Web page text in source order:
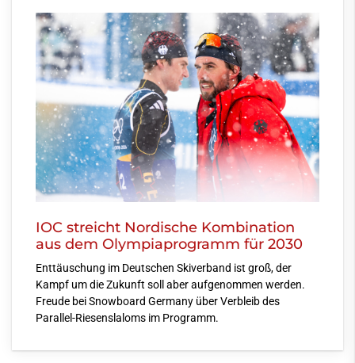
IOC streicht Nordische Kombination
aus dem Olympiaprogramm für 2030
Enttäuschung im Deutschen Skiverband ist groß, der
Kampf um die Zukunft soll aber aufgenommen werden.
Freude bei Snowboard Germany über Verbleib des
Parallel-Riesenslaloms im Programm.